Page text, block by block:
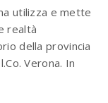
utilizza e mette
realtà
della provincia
Verona. In